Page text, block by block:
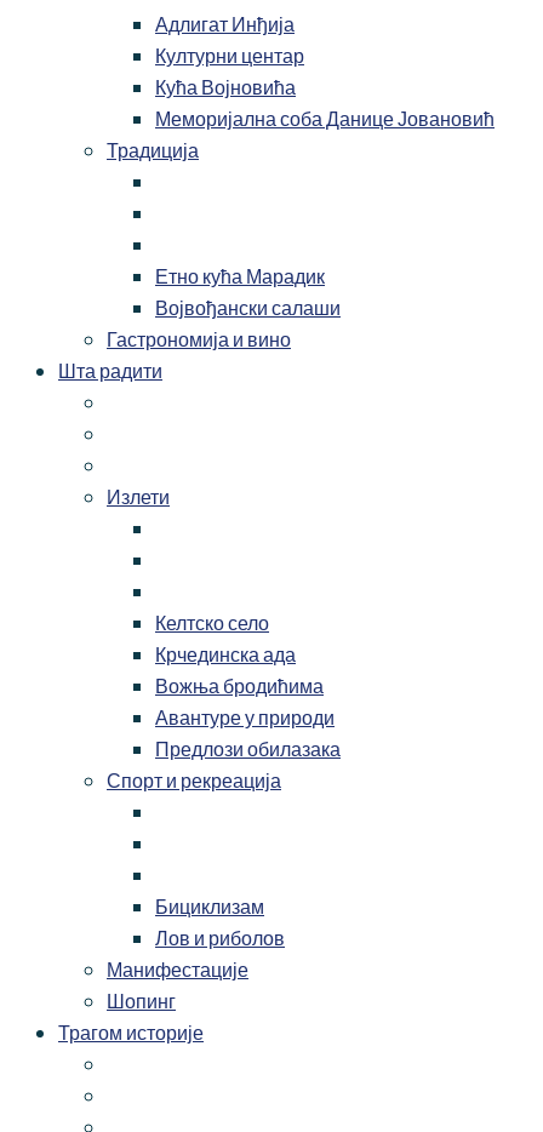
Адлигат Инђија
Културни центар
Кућа Војновића
Меморијална соба Данице Јовановић
Традиција
Етно кућа Марадик
Војвођански салаши
Гастрономија и вино
Шта радити
Излети
Келтско село
Крчединска ада
Вожња бродићима
Авантуре у природи
Предлози обилазака
Спорт и рекреација
Бициклизам
Лов и риболов
Манифестације
Шопинг
Трагом историје